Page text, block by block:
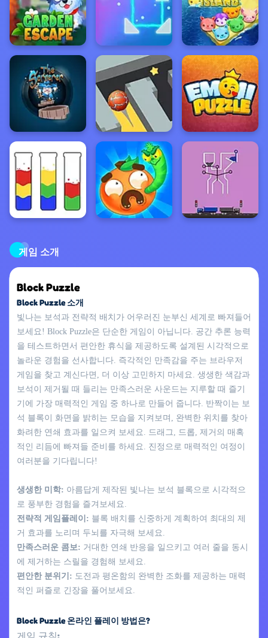
게임 소개
Block Puzzle
Block Puzzle 소개
빛나는 보석과 전략적 배치가 어우러진 눈부신 세계로 빠져들어
보세요! Block Puzzle은 단순한 게임이 아닙니다. 공간 추론 능력
을 테스트하면서 편안한 휴식을 제공하도록 설계된 시각적으로
놀라운 경험을 선사합니다. 즉각적인 만족감을 주는 브라우저
게임을 찾고 계신다면, 더 이상 고민하지 마세요. 생생한 색감과
보석이 제거될 때 들리는 만족스러운 사운드는 지루할 때 즐기
기에 가장 매력적인 게임 중 하나로 만들어 줍니다. 반짝이는 보
석 블록이 화면을 밝히는 모습을 지켜보며, 완벽한 위치를 찾아
화려한 연쇄 효과를 일으켜 보세요. 드래그, 드롭, 제거의 매혹
적인 리듬에 빠져들 준비를 하세요. 진정으로 매력적인 여정이
여러분을 기다립니다!
생생한 미학: 아름답게 제작된 빛나는 보석 블록으로 시각적으
로 풍부한 경험을 즐겨보세요.
전략적 게임플레이: 블록 배치를 신중하게 계획하여 최대의 제
거 효과를 노리며 두뇌를 자극해 보세요.
만족스러운 콤보: 거대한 연쇄 반응을 일으키고 여러 줄을 동시
에 제거하는 스릴을 경험해 보세요.
편안한 분위기: 도전과 평온함의 완벽한 조화를 제공하는 매력
적인 퍼즐로 긴장을 풀어보세요.
Block Puzzle 온라인 플레이 방법은?
게임 규칙: